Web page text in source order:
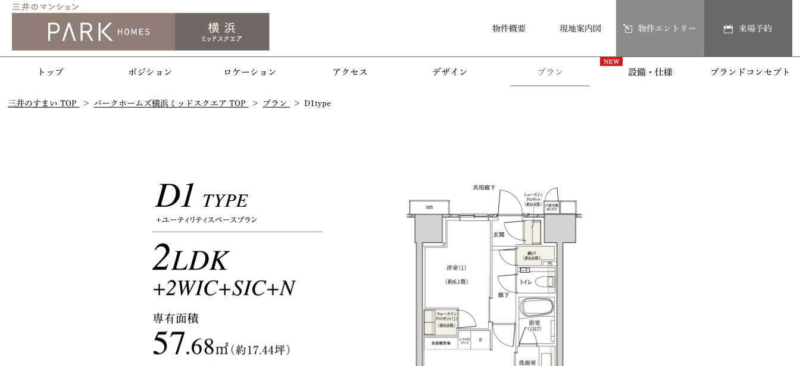
来場予約
物件エントリー
現地案内図
物件概要
トップ ポジション ロケーション アクセス デザイン プラン 設備・仕様 ブランドコンセプト
三井のすまい TOP パークホームズ横浜ミッドスクエア TOP プラン D1type